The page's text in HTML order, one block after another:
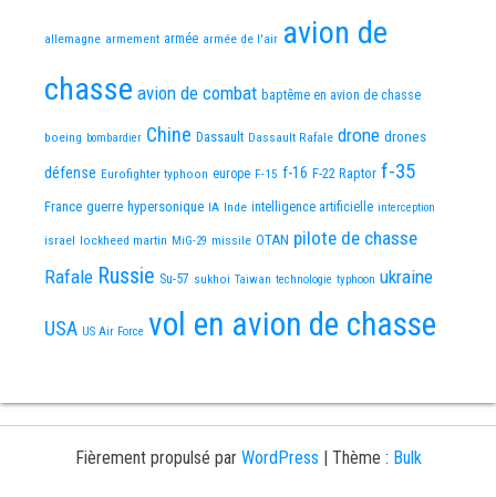
allemagne armement armée armée de l'air avion de
chasse avion de combat baptême en avion de chasse
boeing bombardier Chine Dassault Dassault Rafale drone drones
défense Eurofighter typhoon europe F-15 f-16 F-22 Raptor f-35
France guerre hypersonique IA Inde intelligence artificielle interception
israel lockheed martin MiG-29 missile OTAN pilote de chasse
Rafale Russie Su-57 sukhoi Taiwan technologie typhoon ukraine
USA US Air Force vol en avion de chasse
Fièrement propulsé par WordPress | Thème : Bulk